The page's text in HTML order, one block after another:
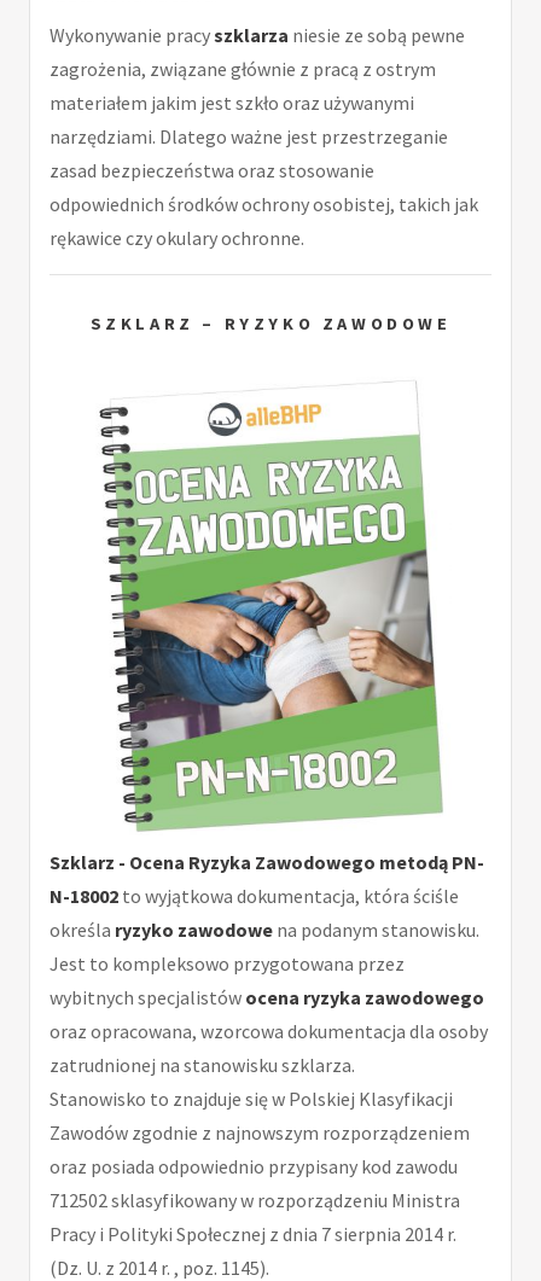
Wykonywanie pracyszklarza niesie ze sobą pewne
zagrożenia, związane głównie z pracą z ostrym
materiałem jakim jest szkło oraz używanymi
narzędziami. Dlatego ważne jest przestrzeganie
zasad bezpieczeństwa oraz stosowanie
odpowiednich środków ochrony osobistej, takich jak
rękawice czy okulary ochronne.
SZKLARZ – RYZYKO ZAWODOWE
Szklarz - Ocena Ryzyka Zawodowego metodą PN-
N-18002 to wyjątkowa dokumentacja, która ściśle
określa ryzyko zawodowe na podanym stanowisku.
Jest to kompleksowo przygotowana przez
wybitnych specjalistów ocena ryzyka zawodowego
oraz opracowana, wzorcowa dokumentacja dla osoby
zatrudnionej na stanowisku szklarza.
Stanowisko to znajduje się w Polskiej Klasyfikacji
Zawodów zgodnie z najnowszym rozporządzeniem
oraz posiada odpowiednio przypisany kod zawodu
712502 sklasyfikowany w rozporządzeniu Ministra
Pracy i Polityki Społecznej z dnia 7 sierpnia 2014 r.
(Dz. U. z 2014 r. , poz. 1145).